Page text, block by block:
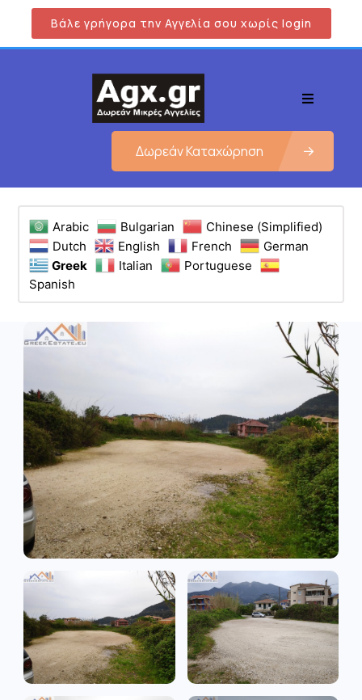
Βάλε γρήγορα την Αγγελία σου χωρίς login
Δωρεάν Καταχώρηση
Arabic Bulgarian
Chinese (Simplified)
Dutch
English French
German
Greek
Italian
Portuguese
Spanish